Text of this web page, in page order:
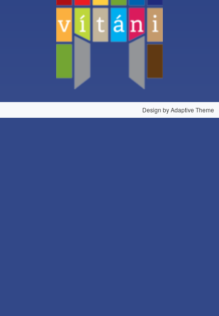
Design by Adaptive Theme